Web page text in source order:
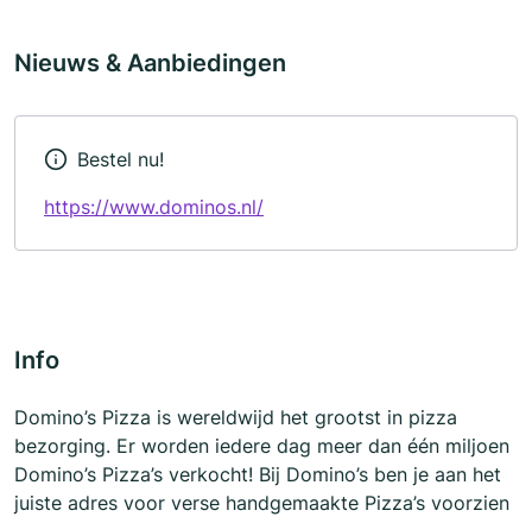
Nieuws & Aanbiedingen
Bestel nu!
https://www.dominos.nl/
Info
Domino’s Pizza is wereldwijd het grootst in pizza
bezorging. Er worden iedere dag meer dan één miljoen
Domino’s Pizza’s verkocht! Bij Domino’s ben je aan het
juiste adres voor verse handgemaakte Pizza’s voorzien